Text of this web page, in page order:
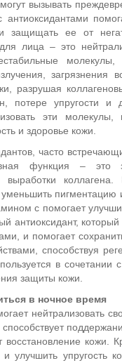
вызывать
ее от
лица – это
загрязнения
разрушая
потере упругости и
эти
и здоровье кожи.
часто
функция – это
выработки
пигментацию
c помогает
антиоксидант,
и помогает
способствуя
в сочетании
защиты кожи.
в ночное время
нейтрализовать
восстановление кожи.
улучшить упругость